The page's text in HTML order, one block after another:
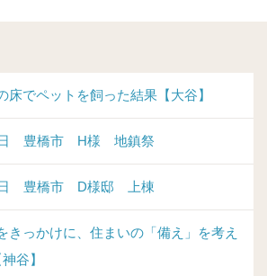
床でペットを飼った結果【大谷】
豊橋市 H様 地鎮祭
豊橋市 D様邸 上棟
きっかけに、住まいの「備え」を考え
谷】